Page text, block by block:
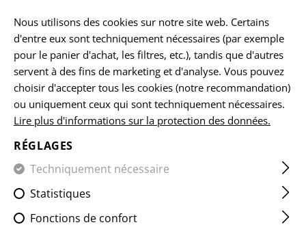
ACCUEIL VÊTEMENTS PANTALONS JEANS
FILTRE
Nous utilisons des cookies sur notre site web. Certains
d'entre eux sont techniquement nécessaires (par exemple
pour le panier d'achat, les filtres, etc.), tandis que d'autres
servent à des fins de marketing et d'analyse. Vous pouvez
choisir d'accepter tous les cookies (notre recommandation)
ou uniquement ceux qui sont techniquement nécessaires.
Lire plus d'informations sur la protection des données.
RÉGLAGES
Techniquement nécessaire
Statistiques
Fonctions de confort